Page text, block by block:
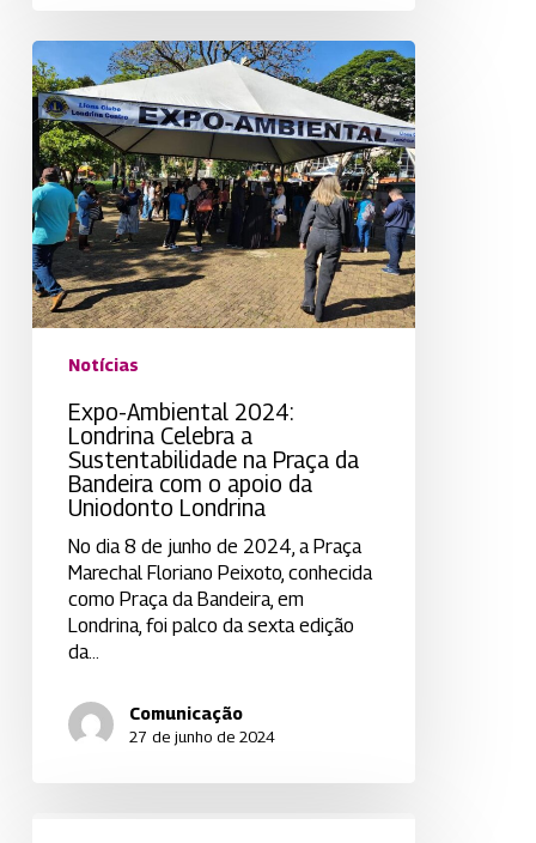
Expo-
Ambiental
2024:
Londrina
Celebra
a
Sustentabilidade
na
Praça
da
Bandeira
Uniodonto
Londrina
Notícias
Expo-Ambiental 2024:
Londrina Celebra a
Sustentabilidade na Praça da
Bandeira com o apoio da
Uniodonto Londrina
No dia 8 de junho de 2024, a Praça
Marechal Floriano Peixoto, conhecida
como Praça da Bandeira, em
Londrina, foi palco da sexta edição
da…
Comunicação
27 de junho de 2024